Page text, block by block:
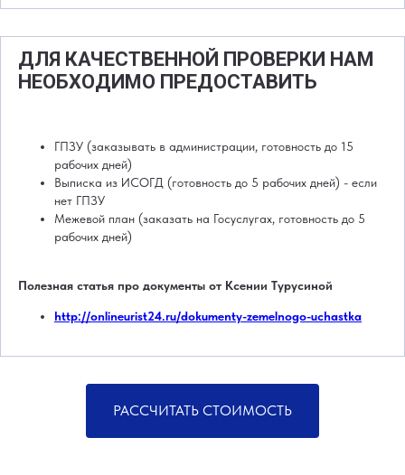
ДЛЯ КАЧЕСТВЕННОЙ ПРОВЕРКИ НАМ
НЕОБХОДИМО ПРЕДОСТАВИТЬ
ГПЗУ (заказывать в администрации, готовность до 15
рабочих дней)
Выписка из ИСОГД (готовность до 5 рабочих дней) - если
нет ГПЗУ
Межевой план (заказать на Госуслугах, готовность до 5
рабочих дней)
Полезная статья про документы от Ксении Турусиной
http://onlineurist24.ru/dokumenty-zemelnogo-uchastka
РАССЧИТАТЬ СТОИМОСТЬ